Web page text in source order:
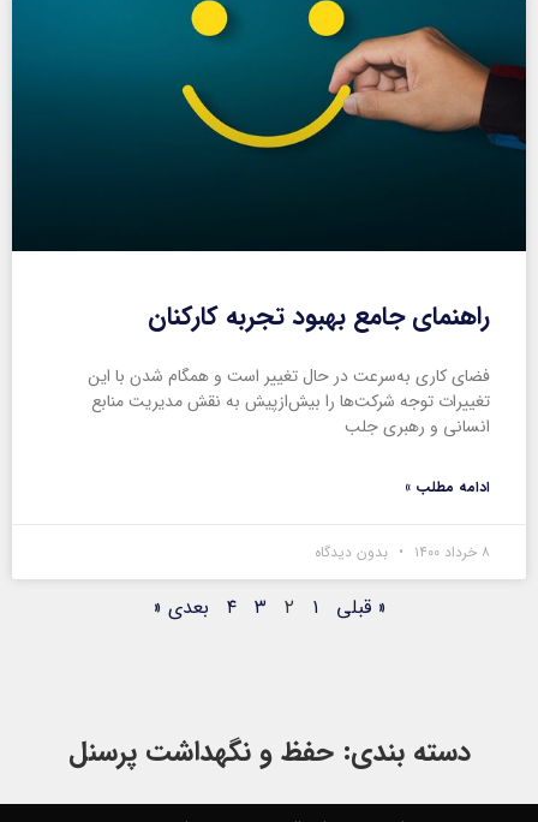
راهنمای جامع بهبود تجربه کارکنان
فضای کاری به‌سرعت در حال تغییر است و همگام شدن با این
تغییرات توجه شرکت‌ها را بیش‌ازپیش به نقش مدیریت منابع
انسانی و رهبری جلب
ادامه مطلب »
۸ خرداد ۱۴۰۰ بدون دیدگاه
« قبلی ۱ ۲ ۳ ۴ بعدی «
دسته بندی: حفظ و نگهداشت پرسنل